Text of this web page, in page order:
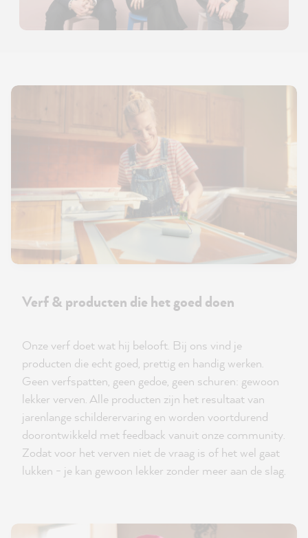
Verf & producten die het goed doen
Onze verf doet wat hij belooft. Bij ons vind je
producten die echt goed, prettig en handig werken.
Geen verfspatten, geen gedoe, geen schuren: gewoon
lekker verven. Alle producten zijn het resultaat van
jarenlange schilderervaring en worden voortdurend
doorontwikkeld met feedback vanuit onze community.
Zodat voor het verven niet de vraag is of het wel gaat
lukken - je kan gewoon lekker zonder meer aan de slag.